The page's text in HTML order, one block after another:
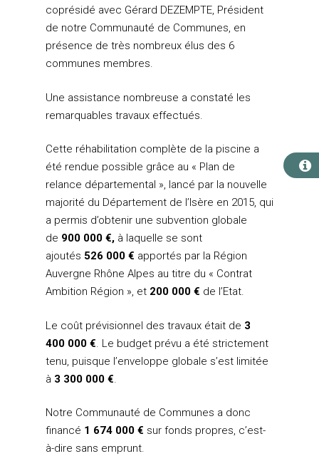
coprésidé avec Gérard DEZEMPTE, Président
de notre Communauté de Communes, en
présence de très nombreux élus des 6
communes membres.
Une assistance nombreuse a constaté les
remarquables travaux effectués.
Cette réhabilitation complète de la piscine a
été rendue possible grâce au « Plan de
relance départemental », lancé par la nouvelle
majorité du Département de l’Isère en 2015, qui
a permis d’obtenir une subvention globale
de 900 000 €, à laquelle se sont
ajoutés 526 000 € apportés par la Région
Auvergne Rhône Alpes au titre du « Contrat
Ambition Région », et 200 000 € de l’Etat.
Le coût prévisionnel des travaux était de 3
400 000 €. Le budget prévu a été strictement
tenu, puisque l’enveloppe globale s’est limitée
à 3 300 000 €.
Notre Communauté de Communes a donc
financé 1 674 000 € sur fonds propres, c’est-
à-dire sans emprunt.
LA COMMUNAUTÉ DE
Les Élus
Les conseils
GESTION DES DÉCHETS
Collecte
EAU, ASSAINISSEMENT